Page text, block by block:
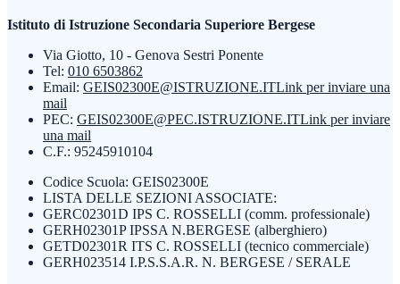
Istituto di Istruzione Secondaria Superiore Bergese
Via Giotto, 10 - Genova Sestri Ponente
Tel: 010 6503862
Email: GEIS02300E@ISTRUZIONE.ITLink per inviare una
mail
PEC: GEIS02300E@PEC.ISTRUZIONE.ITLink per inviare
una mail
C.F.: 95245910104
Codice Scuola: GEIS02300E
LISTA DELLE SEZIONI ASSOCIATE:
GERC02301D IPS C. ROSSELLI (comm. professionale)
GERH02301P IPSSA N.BERGESE (alberghiero)
GETD02301R ITS C. ROSSELLI (tecnico commerciale)
GERH023514 I.P.S.S.A.R. N. BERGESE / SERALE